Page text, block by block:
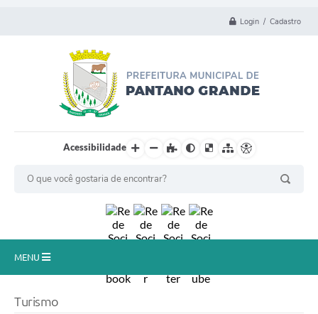
Login / Cadastro
Acessibilidade
MENU
Turismo